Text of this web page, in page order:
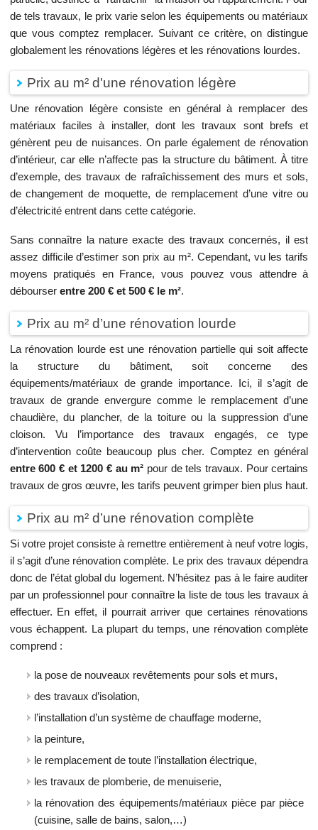
de tels travaux, le prix varie selon les équipements ou matériaux
que vous comptez remplacer. Suivant ce critère, on distingue
globalement les rénovations légères et les rénovations lourdes.
Prix au m² d'une rénovation légère
Une rénovation légère consiste en général à remplacer des
matériaux faciles à installer, dont les travaux sont brefs et
génèrent peu de nuisances. On parle également de rénovation
d’intérieur, car elle n’affecte pas la structure du bâtiment. À titre
d’exemple, des travaux de rafraîchissement des murs et sols,
de changement de moquette, de remplacement d’une vitre ou
d’électricité entrent dans cette catégorie.
Sans connaître la nature exacte des travaux concernés, il est
assez difficile d’estimer son prix au m². Cependant, vu les tarifs
moyens pratiqués en France, vous pouvez vous attendre à
débourser entre 200 € et 500 € le m².
Prix au m² d’une rénovation lourde
La rénovation lourde est une rénovation partielle qui soit affecte
la structure du bâtiment, soit concerne des
équipements/matériaux de grande importance. Ici, il s’agit de
travaux de grande envergure comme le remplacement d’une
chaudière, du plancher, de la toiture ou la suppression d’une
cloison. Vu l’importance des travaux engagés, ce type
d’intervention coûte beaucoup plus cher. Comptez en général
entre 600 € et 1200 € au m² pour de tels travaux. Pour certains
travaux de gros œuvre, les tarifs peuvent grimper bien plus haut.
Prix au m² d’une rénovation complète
Si votre projet consiste à remettre entièrement à neuf votre logis,
il s’agit d’une rénovation complète. Le prix des travaux dépendra
donc de l’état global du logement. N’hésitez pas à le faire auditer
par un professionnel pour connaître la liste de tous les travaux à
effectuer. En effet, il pourrait arriver que certaines rénovations
vous échappent. La plupart du temps, une rénovation complète
comprend :
la pose de nouveaux revêtements pour sols et murs,
des travaux d’isolation,
l’installation d’un système de chauffage moderne,
la peinture,
le remplacement de toute l’installation électrique,
les travaux de plomberie, de menuiserie,
la rénovation des équipements/matériaux pièce par pièce
(cuisine, salle de bains, salon,…)